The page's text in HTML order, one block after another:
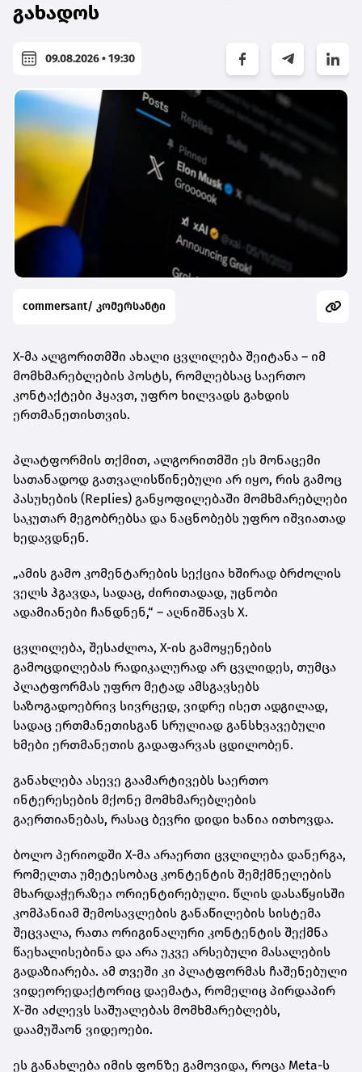
გახადოს
09.08.2026 • 19:30
commersant/ კომერსანტი
X-მა ალგორითმში ახალი ცვლილება შეიტანა – იმ
მომხმარებლების პოსტს, რომლებსაც საერთო
კონტაქტები ჰყავთ, უფრო ხილვადს გახდის
ერთმანეთისთვის.
პლატფორმის თქმით, ალგორითმში ეს მონაცემი
სათანადოდ გათვალისწინებული არ იყო, რის გამოც
პასუხების (Replies) განყოფილებაში მომხმარებლები
საკუთარ მეგობრებსა და ნაცნობებს უფრო იშვიათად
ხედავდნენ.
„ამის გამო კომენტარების სექცია ხშირად ბრძოლის
ველს ჰგავდა, სადაც, ძირითადად, უცნობი
ადამიანები ჩანდნენ,“ – აღნიშნავს X.
ცვლილება, შესაძლოა, X-ის გამოყენების
გამოცდილებას რადიკალურად არ ცვლიდეს, თუმცა
პლატფორმას უფრო მეტად ამსგავსებს
საზოგადოებრივ სივრცედ, ვიდრე ისეთ ადგილად,
სადაც ერთმანეთისგან სრულიად განსხვავებული
ხმები ერთმანეთის გადაფარვას ცდილობენ.
განახლება ასევე გაამარტივებს საერთო
ინტერესების მქონე მომხმარებლების
გაერთიანებას, რასაც ბევრი დიდი ხანია ითხოვდა.
ბოლო პერიოდში X-მა არაერთი ცვლილება დანერგა,
რომელთა უმეტესობაც კონტენტის შემქმნელების
მხარდაჭერაზეა ორიენტირებული. წლის დასაწყისში
კომპანიამ შემოსავლების განაწილების სისტემა
შეცვალა, რათა ორიგინალური კონტენტის შექმნა
წაეხალისებინა და არა უკვე არსებული მასალების
გადაზიარება. ამ თვეში კი პლატფორმას ჩაშენებული
ვიდეორედაქტორიც დაემატა, რომელიც პირდაპირ
X-ში აძლევს საშუალებას მომხმარებლებს,
დაამუშაონ ვიდეოები.
ეს განახლება იმის ფონზე გამოვიდა, როცა Meta-ს